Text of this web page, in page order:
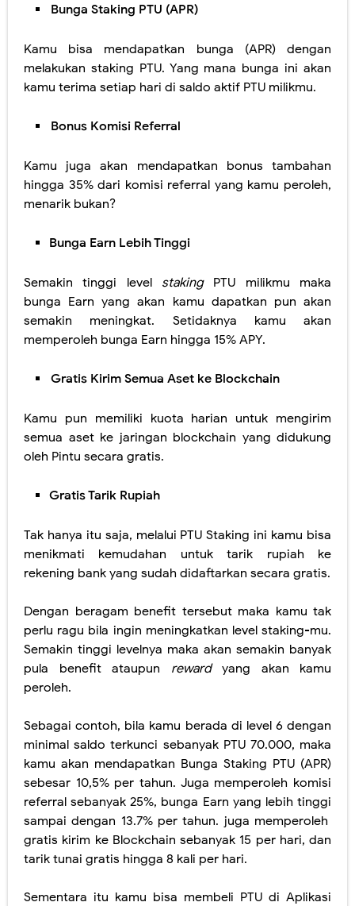
Bunga Staking PTU (APR)
Kamu bisa mendapatkan bunga (APR) dengan
melakukan staking PTU. Yang mana bunga ini akan
kamu terima setiap hari di saldo aktif PTU milikmu.
Bonus Komisi Referral
Kamu juga akan mendapatkan bonus tambahan
hingga 35% dari komisi referral yang kamu peroleh,
menarik bukan?
Bunga Earn Lebih Tinggi
Semakin tinggi level staking PTU milikmu maka
bunga Earn yang akan kamu dapatkan pun akan
semakin meningkat. Setidaknya kamu akan
memperoleh bunga Earn hingga 15% APY.
Gratis Kirim Semua Aset ke Blockchain
Kamu pun memiliki kuota harian untuk mengirim
semua aset ke jaringan blockchain yang didukung
oleh Pintu secara gratis.
Gratis Tarik Rupiah
Tak hanya itu saja, melalui PTU Staking ini kamu bisa
menikmati kemudahan untuk tarik rupiah ke
rekening bank yang sudah didaftarkan secara gratis.
Dengan beragam benefit tersebut maka kamu tak
perlu ragu bila ingin meningkatkan level staking-mu.
Semakin tinggi levelnya maka akan semakin banyak
pula benefit ataupun reward yang akan kamu
peroleh.
Sebagai contoh, bila kamu berada di level 6 dengan
minimal saldo terkunci sebanyak PTU 70.000, maka
kamu akan mendapatkan Bunga Staking PTU (APR)
sebesar 10,5% per tahun. Juga memperoleh komisi
referral sebanyak 25%, bunga Earn yang lebih tinggi
sampai dengan 13.7% per tahun. juga memperoleh
gratis kirim ke Blockchain sebanyak 15 per hari, dan
tarik tunai gratis hingga 8 kali per hari.
Sementara itu kamu bisa membeli PTU di Aplikasi